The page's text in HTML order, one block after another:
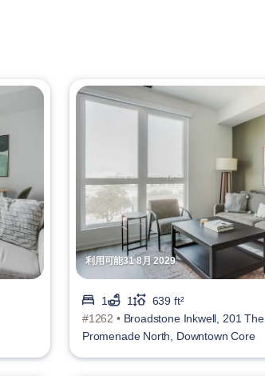
利用可能31 8月 2029
1 1
639 ft²
#1262 • Broadstone Inkwell, 201 The
Promenade North, Downtown Core